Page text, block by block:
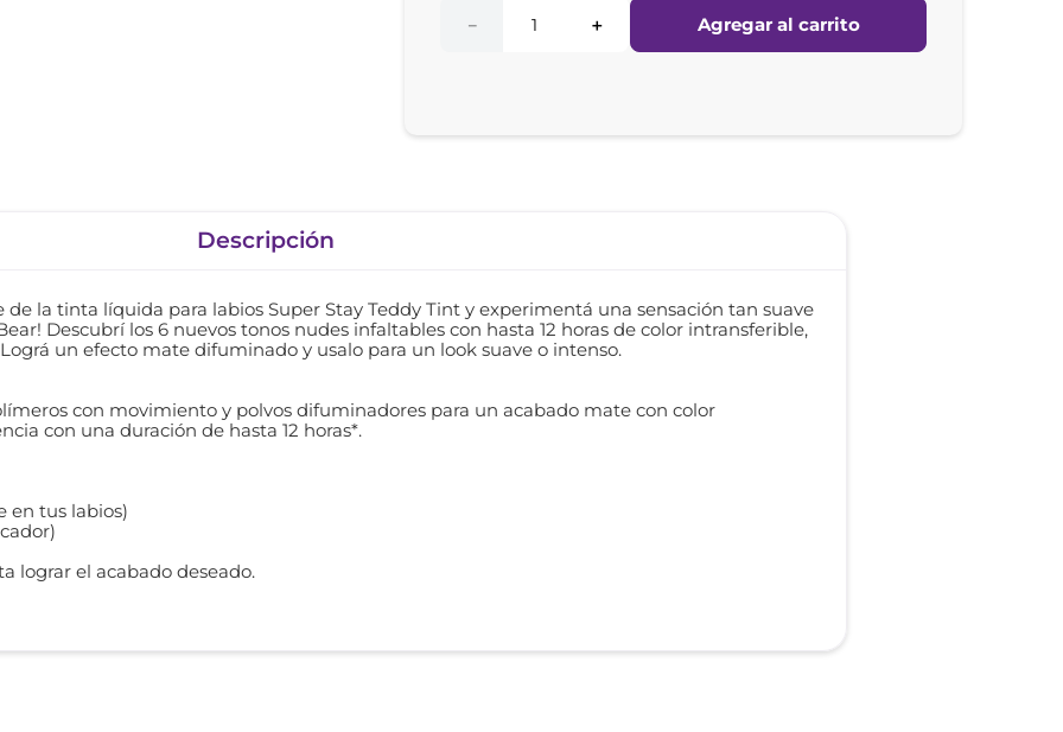
＋
－ Agregar al carrito
Descripción
de la tinta líquida para labios Super Stay Teddy Tint y experimentá una sensación tan suave
Descubrí los 6 nuevos tonos nudes infaltables con hasta 12 horas de color intransferible,
un efecto mate difuminado y usalo para un look suave o intenso.
con movimiento y polvos difuminadores para un acabado mate con color
con una duración de hasta 12 horas*.
en tus labios)
lograr el acabado deseado.